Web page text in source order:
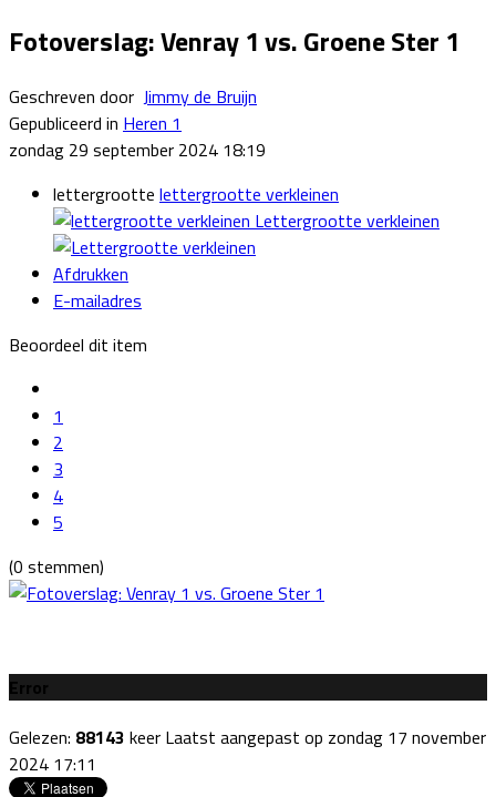
Fotoverslag: Venray 1 vs. Groene Ster 1
Geschreven door Jimmy de Bruijn
Gepubliceerd in Heren 1
zondag 29 september 2024 18:19
lettergrootte lettergrootte verkleinen
Lettergrootte verkleinen
Afdrukken
E-mailadres
Beoordeel dit item
1
2
3
4
5
(0 stemmen)
Error
Gelezen: 88143 keer Laatst aangepast op zondag 17 november
2024 17:11